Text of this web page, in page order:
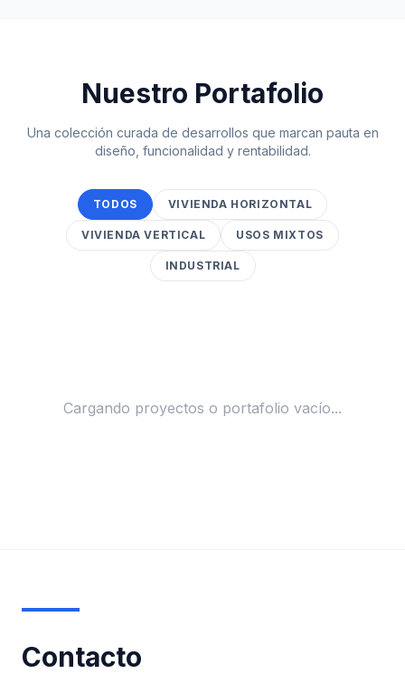
Nuestro Portafolio
Una colección curada de desarrollos que marcan pauta en
diseño, funcionalidad y rentabilidad.
TODOS VIVIENDA HORIZONTAL
VIVIENDA VERTICAL USOS MIXTOS
INDUSTRIAL
Cargando proyectos o portafolio vacío...
Contacto